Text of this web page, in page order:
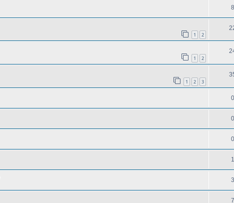
8
1 2
1 2
1 2 3
0
0
0
1
3
7